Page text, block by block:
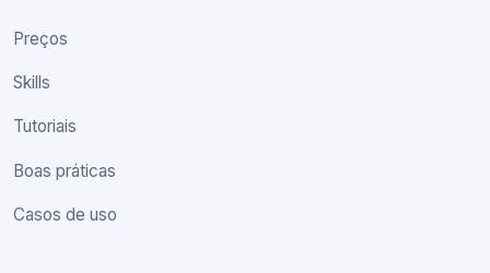
Preços
Skills
Tutoriais
Boas práticas
Casos de uso